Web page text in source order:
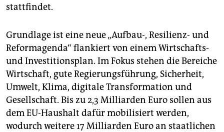
stattfindet.
Grundlage ist eine neue „Aufbau-, Resilienz- und
Reformagenda“ flankiert von einem Wirtschafts-
und Investitionsplan. Im Fokus stehen die Bereiche
Wirtschaft, gute Regierungsführung, Sicherheit,
Umwelt, Klima, digitale Transformation und
Gesellschaft. Bis zu 2,3 Milliarden Euro sollen aus
dem EU-Haushalt dafür mobilisiert werden,
wodurch weitere 17 Milliarden Euro an staatlichen